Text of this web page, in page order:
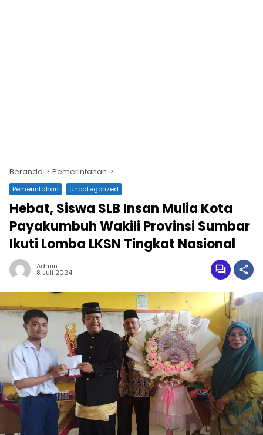
Beranda Pemerintahan
Pemerintahan Uncategorized
Hebat, Siswa SLB Insan Mulia Kota
Payakumbuh Wakili Provinsi Sumbar
Ikuti Lomba LKSN Tingkat Nasional
Admin
8 Juli 2024